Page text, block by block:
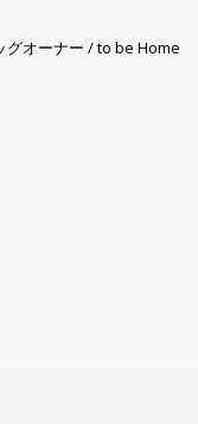
グオーナー / to be Home